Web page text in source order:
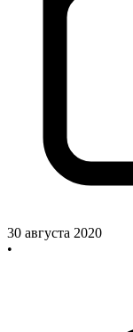
30 августа 2020
•